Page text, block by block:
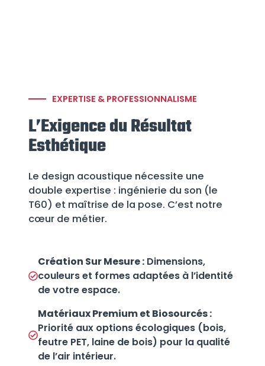
EXPERTISE & PROFESSIONNALISME
L’Exigence du Résultat
Esthétique
Le design acoustique nécessite une
double expertise : ingénierie du son (le
T60) et maîtrise de la pose. C’est notre
cœur de métier.
Création Sur Mesure : Dimensions,
couleurs et formes adaptées à l’identité
de votre espace.
Matériaux Premium et Biosourcés :
Priorité aux options écologiques (bois,
feutre PET, laine de bois) pour la qualité
de l’air intérieur.